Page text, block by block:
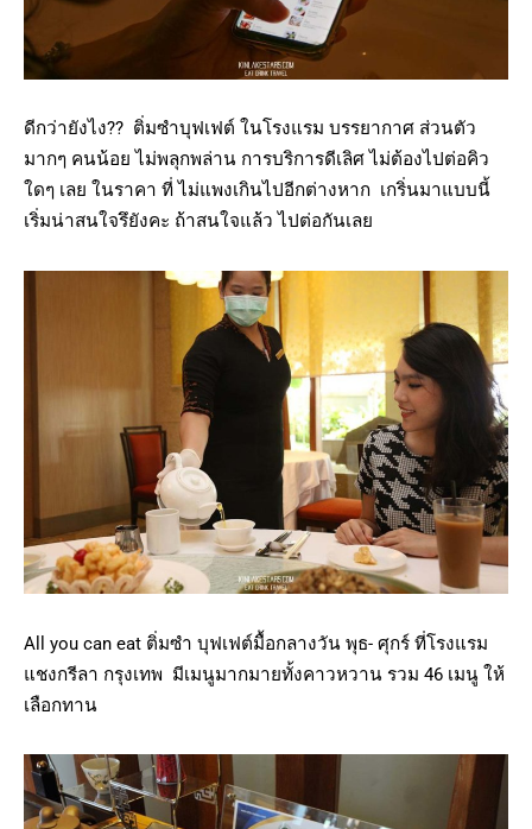
ดีกว่ายังไง?? ติ่มซำบุฟเฟต์ ในโรงแรม บรรยากาศ ส่วนตัว
มากๆ คนน้อย ไม่พลุกพล่าน การบริการดีเลิศ ไม่ต้องไปต่อคิว
ใดๆ เลย ในราคา ที่ ไม่แพงเกินไปอีกต่างหาก เกริ่นมาแบบนี้
เริ่มน่าสนใจรึยังคะ ถ้าสนใจแล้ว ไปต่อกันเลย
All you can eat ติ่มซำ บุฟเฟต์มื้อกลางวัน พุธ- ศุกร์ ที่โรงแรม
แชงกรีลา กรุงเทพ มีเมนูมากมายทั้งคาวหวาน รวม 46 เมนู ให้
เลือกทาน